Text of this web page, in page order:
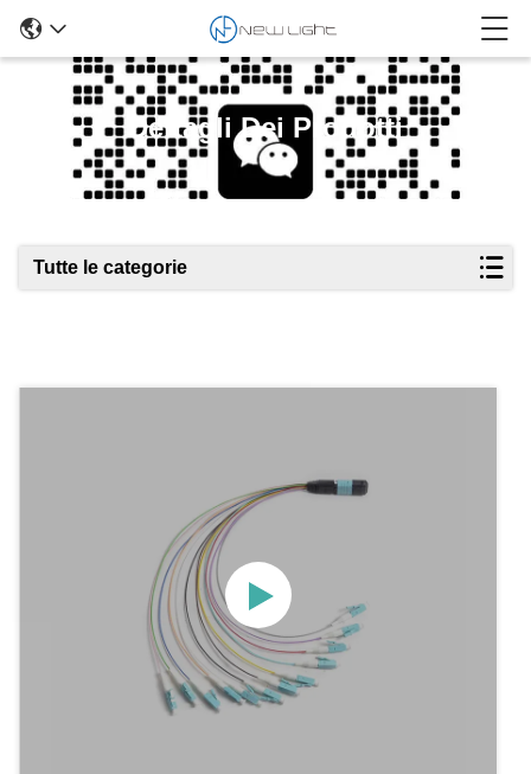
Dettagli Dei Prodotti
Tutte le categorie